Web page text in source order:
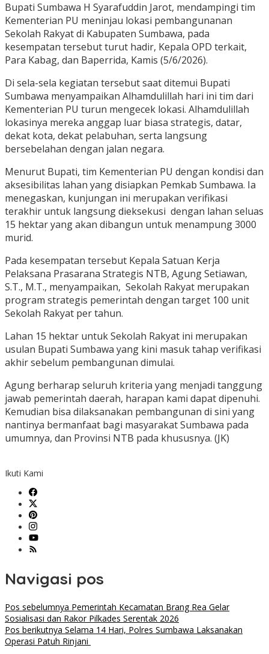
Bupati Sumbawa H Syarafuddin Jarot, mendampingi tim
Kementerian PU meninjau lokasi pembangunanan
Sekolah Rakyat di Kabupaten Sumbawa, pada
kesempatan tersebut turut hadir, Kepala OPD terkait,
Para Kabag, dan Baperrida, Kamis (5/6/2026).
‎Di sela-sela kegiatan tersebut saat ditemui Bupati
Sumbawa menyampaikan ‎Alhamdulillah hari ini tim dari
Kementerian PU turun mengecek lokasi. Alhamdulillah
lokasinya mereka anggap luar biasa strategis, datar,
dekat kota, dekat pelabuhan, serta langsung
bersebelahan dengan jalan negara.
Menurut Bupati, tim Kementerian PU dengan kondisi dan
aksesibilitas lahan yang disiapkan Pemkab Sumbawa. Ia
menegaskan, kunjungan ini merupakan verifikasi
terakhir untuk langsung dieksekusi dengan lahan seluas
15 hektar yang akan dibangun untuk menampung 3000
murid.
Pada kesempatan tersebut Kepala Satuan Kerja
Pelaksana Prasarana Strategis NTB, Agung Setiawan,
S.T., M.T., menyampaikan, Sekolah Rakyat merupakan
program strategis pemerintah dengan target 100 unit
Sekolah Rakyat per tahun.
Lahan 15 hektar untuk Sekolah Rakyat ini merupakan
usulan Bupati Sumbawa yang kini masuk tahap verifikasi
akhir sebelum pembangunan dimulai.
Agung berharap seluruh kriteria yang menjadi tanggung
jawab pemerintah daerah, harapan kami dapat dipenuhi.
Kemudian bisa dilaksanakan pembangunan di sini yang
nantinya bermanfaat bagi masyarakat Sumbawa pada
umumnya, dan Provinsi NTB pada khususnya. (JK)
Ikuti Kami
Navigasi pos
Pos sebelumnya Pemerintah Kecamatan Brang Rea Gelar
Sosialisasi dan Rakor Pilkades Serentak 2026
Pos berikutnya Selama 14 Hari, Polres Sumbawa Laksanakan
Operasi Patuh Rinjani ‎